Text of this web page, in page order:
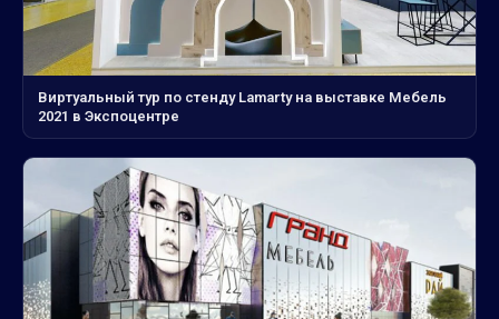
Виртуальный тур по стенду Lamarty на выставке Мебель
2021 в Экспоцентре